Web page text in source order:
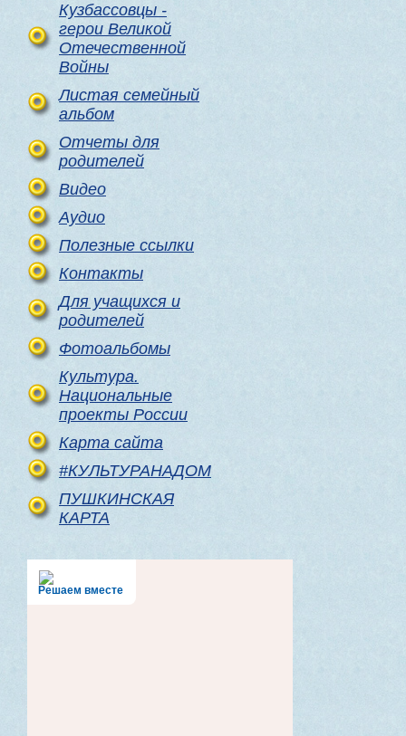
Кузбассовцы -
герои Великой
Отечественной
Войны
Листая семейный
альбом
Отчеты для
родителей
Видео
Аудио
Полезные ссылки
Контакты
Для учащихся и
родителей
Фотоальбомы
Культура.
Национальные
проекты России
Карта сайта
#КУЛЬТУРАНАДОМ
ПУШКИНСКАЯ
КАРТА
Решаем вместе